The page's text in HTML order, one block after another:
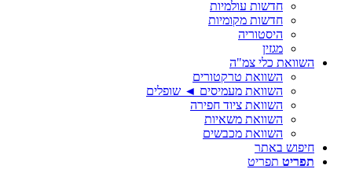
חדשות עולמיות
חדשות מקומיות
היסטוריה
מגזין
השוואת כלי צמ"ה
השוואת טרקטורים
השוואת מעמיסים ◄ שופלים
השוואת ציוד חפירה
השוואת משאיות
השוואת מכבשים
חיפוש באתר
תפריט תפריט